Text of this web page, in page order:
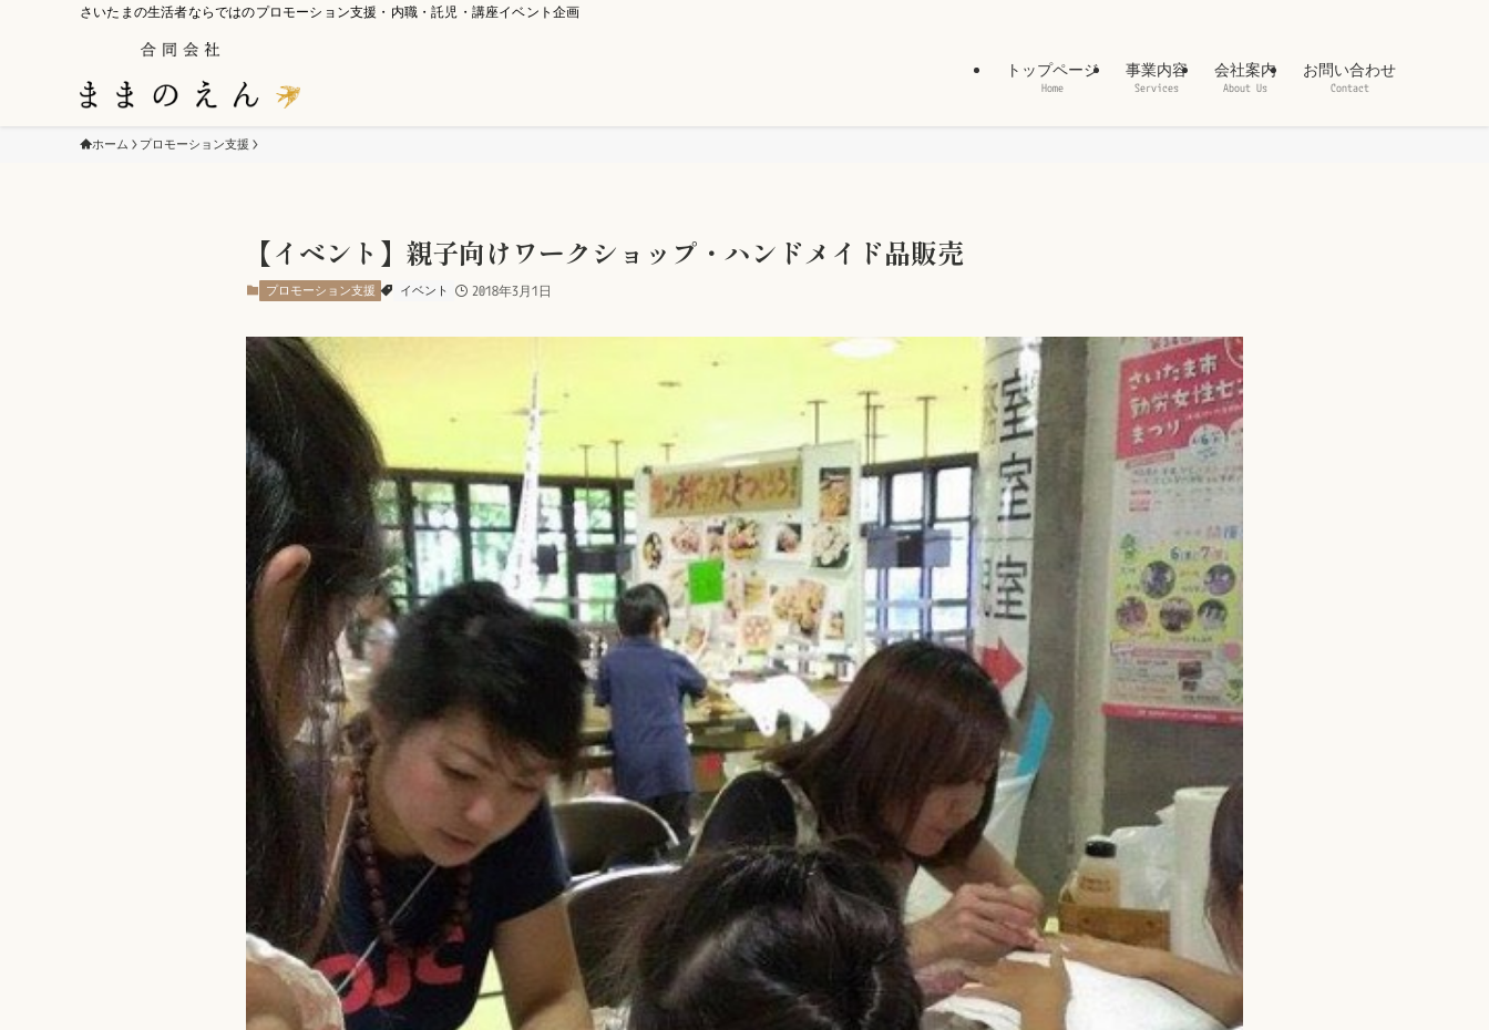
さいたまの生活者ならではのプロモーション支援・内職・託児・講座イベント企画
トップページ
Home
事業内容
Services
会社案内
About Us
お問い合わせ
Contact
ホーム プロモーション支援
【イベント】親子向けワークショップ・ハンドメイド品販売
プロモーション支援 イベント 2018年3月1日